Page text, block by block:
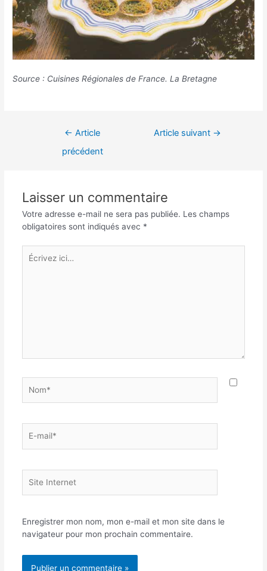
Source : Cuisines Régionales de France. La Bretagne
Navigation← Article
précédent
Article suivant →
Laisser un commentaire
Votre adresse e-mail ne sera pas publiée. Les champs
obligatoires sont indiqués avec *
Écrivez
ici…
mail*
Internet
Enregistrer mon nom, mon e-mail et mon site dans le
navigateur pour mon prochain commentaire.